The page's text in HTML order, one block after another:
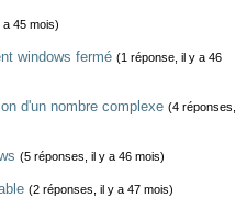
45 mois)
windows fermé (1 réponse, il y a 46
d'un nombre complexe (4 réponses,
(5 réponses, il y a 46 mois)
(2 réponses, il y a 47 mois)